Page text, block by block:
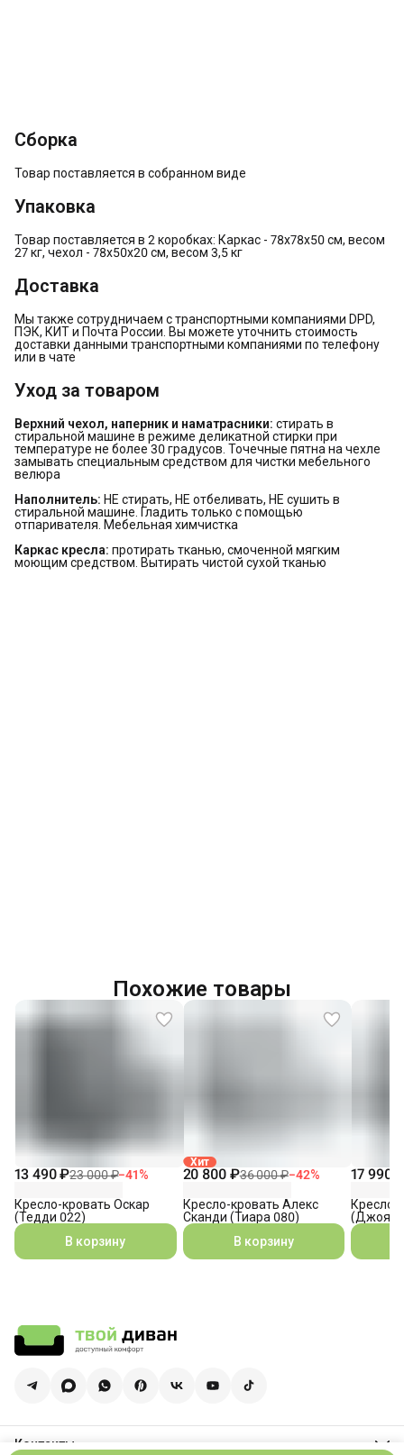
Сборка
Товар поставляется в собранном виде
Упаковка
Товар поставляется в 2 коробках: Каркас - 78х78х50 см, весом
27 кг, чехол - 78х50х20 см, весом 3,5 кг
Доставка
Мы также сотрудничаем с транспортными компаниями DPD,
ПЭК, КИТ и Почта России. Вы можете уточнить стоимость
доставки данными транспортными компаниями по телефону
или в чате
Уход за товаром
Верхний чехол, наперник и наматрасники: стирать в
стиральной машине в режиме деликатной стирки при
температуре не более 30 градусов. Точечные пятна на чехле
замывать специальным средством для чистки мебельного
велюра
Наполнитель: НЕ стирать, НЕ отбеливать, НЕ сушить в
стиральной машине. Гладить только с помощью
отпаривателя. Мебельная химчистка
Каркас кресла: протирать тканью, смоченной мягким
моющим средством. Вытирать чистой сухой тканью
Похожие товары
13 490 ₽23 000 ₽−41%
Кресло-кровать Оскар
(Тедди 022)
В корзину
Хит
20 800 ₽36 000 ₽−42%
Кресло-кровать Алекс
Сканди (Тиара 080)
В корзину
17 990
Кресло-
(Джоя
Контакты